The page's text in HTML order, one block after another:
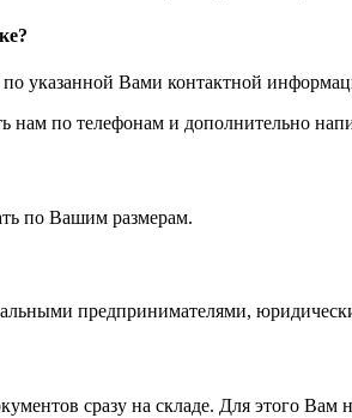
указанной Вами контактной
по телефонам и дополнительно
по Вашим размерам.
предпринимателями,
сразу на складе. Для этого